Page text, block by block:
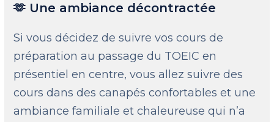
🫶 Une ambiance décontractée
Si vous décidez de suivre vos cours de
préparation au passage du TOEIC en
présentiel en centre, vous allez suivre des
cours dans des canapés confortables et une
ambiance familiale et chaleureuse qui n’a